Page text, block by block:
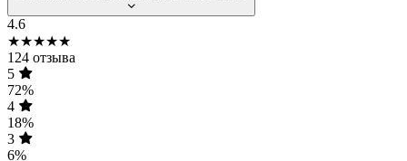
4.6
★★★★★
124 отзыва
5
72%
4
18%
3
6%